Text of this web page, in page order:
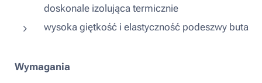
doskonale izolująca termicznie
wysoka giętkość i elastyczność podeszwy buta
Wymagania